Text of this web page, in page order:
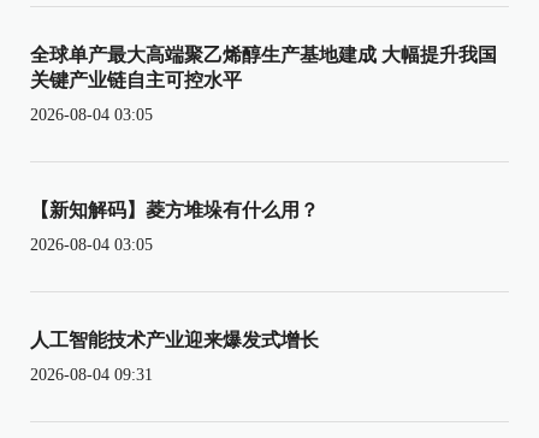
全球单产最大高端聚乙烯醇生产基地建成 大幅提升我国
关键产业链自主可控水平
2026-08-04 03:05
【新知解码】菱方堆垛有什么用？
2026-08-04 03:05
人工智能技术产业迎来爆发式增长
2026-08-04 09:31